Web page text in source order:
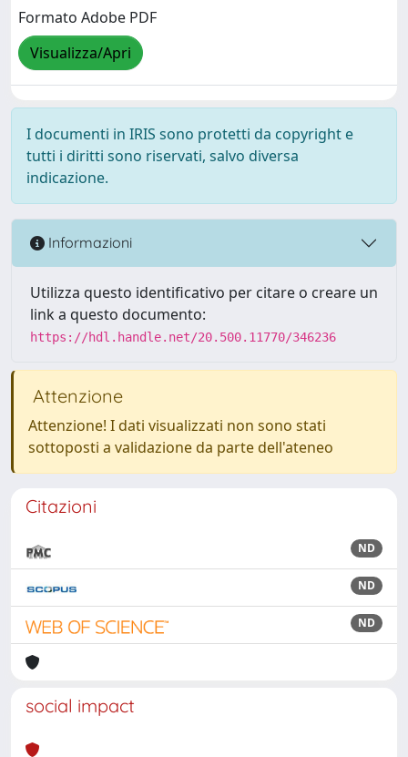
Formato Adobe PDF
Visualizza/Apri
I documenti in IRIS sono protetti da copyright e
tutti i diritti sono riservati, salvo diversa
indicazione.
Informazioni
Utilizza questo identificativo per citare o creare un
link a questo documento:
https://hdl.handle.net/20.500.11770/346236
Attenzione
Attenzione! I dati visualizzati non sono stati
sottoposti a validazione da parte dell'ateneo
Citazioni
ND
ND
ND
social impact